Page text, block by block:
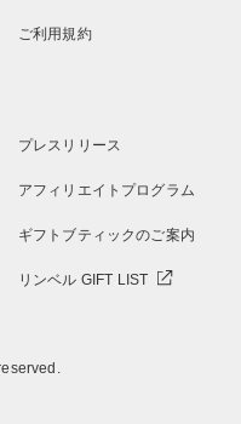
ご利用規約
プレスリリース
アフィリエイトプログラム
ギフトブティックのご案内
リンベル GIFT LIST